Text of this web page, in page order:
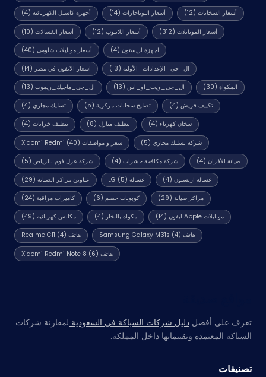
أجهزة كاسيل الكهربائية(4) أسعار البوتاجازات (14) أسعار السخانات (12)
أسعار الغسالات(10) أسعار اللابتوب (12) أسعار الموبايلات (312)
أسعار موبايلات شاومي(40) اجهزة اريستون (4)
اسعار الايفون في مصر (14) ال_جى_الإعدادات_الأولية (13)
ال_جى_ماجيك_ريموت(13) ال_جى_ويب_او_اس (13) المكواة (30)
تسليك مجاري(4) تصليح سخانات مركزية (5) تكييف فريش (4)
تنظيف خزانات(4) تنظيف منازل (8) سخان كهرباء (4)
سعر و مواصفات Xiaomi Redmi (40) شركة تسليك مجاري (5)
شركة عزل فوم بالرياض(5) شركة مكافحة حشرات (4) صيانة الأفران (4)
عناوين مراكز الصيانة(29) غسالة LG (5) غسالة اريستون (4)
كاميرات مراقبة(24) كوبونات خصم (6) مراكز صيانة (29)
مكانس كهربائية(49) مكواة بالبخار (4) موبايلات Apple ايفون (14)
هاتف Realme C11 (4) هاتف Samsung Galaxy M31s (4)
هاتف Xiaomi Redmi Note 8 (6)
تعرف على أفضل دليل شركات السباكة في السعودية لمقارنة شركات
السباكة المعتمدة وتقييماتها داخل المملكة.
تصنيفات